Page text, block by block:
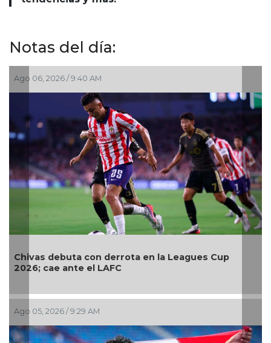
Notas del día:
AM
con derrota en la Leagues Cup
el LAFC
AM
Relevo Mixto de